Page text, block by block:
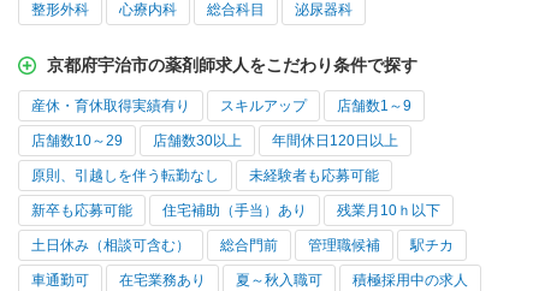
整形外科 心療内科 総合科目 泌尿器科
京都府宇治市の薬剤師求人をこだわり条件で探す
産休・育休取得実績有り スキルアップ 店舗数1～9
店舗数10～29 店舗数30以上 年間休日120日以上
原則、引越しを伴う転勤なし 未経験者も応募可能
新卒も応募可能 住宅補助（手当）あり 残業月10ｈ以下
土日休み（相談可含む） 総合門前 管理職候補 駅チカ
車通勤可 在宅業務あり 夏～秋入職可 積極採用中の求人